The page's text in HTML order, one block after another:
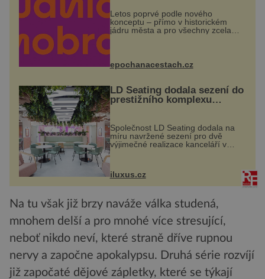
Letos poprvé podle nového
konceptu – přímo v historickém
jádru města a pro všechny zcela
zdarma. Hlavní program se
náměstí. Návštěvníci se mohou těšit
na víno, burčák, pes...
epochanacestach.cz
LD Seating dodala sezení do
prestižního komplexu
MediaCityUK v Salfordu
Společnost LD Seating dodala na
míru navržené sezení pro dvě
výjimečné realizace kanceláří v
areálu MediaCityUK v anglickém
Tower a Orange Tower. Komplex
budov Media...
iluxus.cz
Na tu však již brzy naváže válka studená,
mnohem delší a pro mnohé více stresující,
neboť nikdo neví, které straně dříve rupnou
nervy a započne apokalypsu. Druhá série rozvíjí
již započaté dějové zápletky, které se týkají